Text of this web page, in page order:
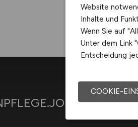
Website
Inhalte und
Wenn Sie auf
Unter dem Link
Entscheidung
COOKIE-